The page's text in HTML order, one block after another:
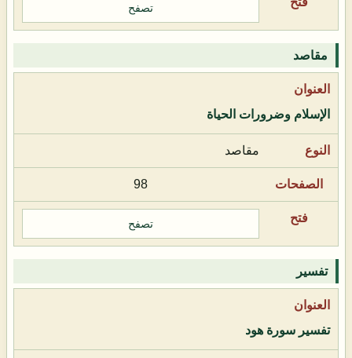
تصفح
مقاصد
الإسلام وضرورات الحياة
مقاصد
98
تصفح
تفسير
تفسير سورة هود